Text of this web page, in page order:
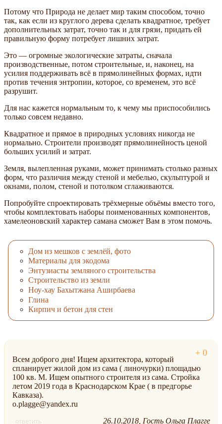
Потому что Природа не делает мир таким способом, точно
так, как если из круглого дерева сделать квадратное, требует
дополнительных затрат, точно так и для грязи, придать ей
правильную форму потребует лишних затрат.
Это — огромные экологические затраты, сначала
производственные, потом строительные, и, наконец, на
усилия поддерживать всё в прямолинейных формах, идти
против течения энтропии, которое, со временем, это всё
разрушит.
Для нас кажется нормальным то, к чему мы приспособились
только совсем недавно.
Квадратное и прямое в природных условиях никогда не
нормально. Строители производят прямолинейность ценой
больших усилий и затрат.
Земля, вылепленная руками, может принимать столько разных
форм, что различия между стеной и мебелью, скульптурой и
окнами, полом, стеной и потолком сглаживаются.
Попробуйте спроектировать трёхмерные объёмы вместо того,
чтобы комплектовать наборы поименованных компонентов,
хамелеоновский характер самана сможет Вам в этом помочь.
Дом из мешков с землёй, фото
Материалы для экодома
Энтузиасты земляного строительства
Строительство из земли
Ноу-хау Бахытжана Аширбаева
Глина
Кирпич и бетон для стен
Всем доброго дня! Ищем архитектора, который
спланирует жилой дом из сама ( линочурки) площадью
100 кв. М. Ищем опытного строителя из сама. Стройка
летом 2019 года в Краснодарском Крае ( в предгорье
Кавказа).
o.plagge@yandex.ru
ответить 26.10.2018 Гость Ольга Плагге